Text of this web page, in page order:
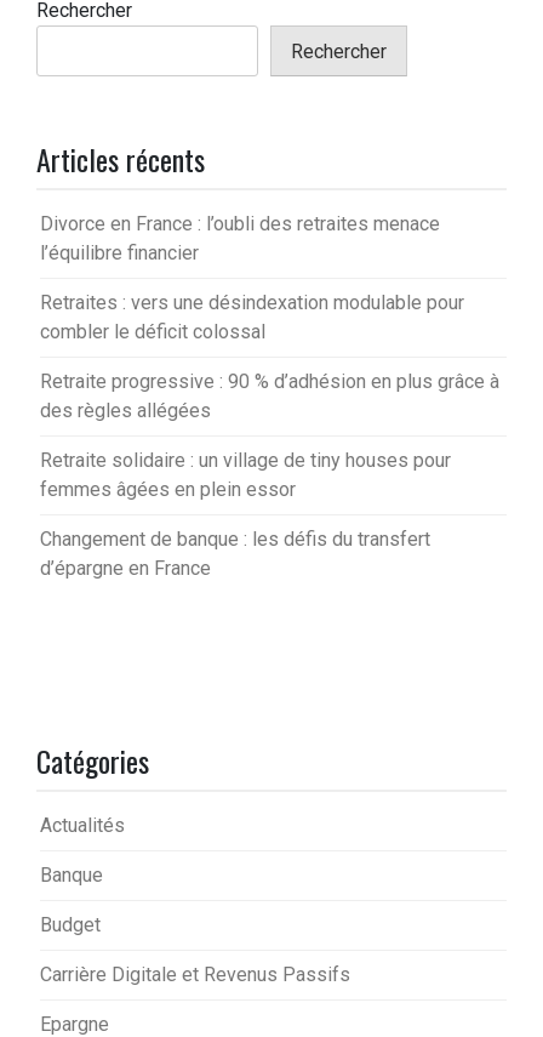
Rechercher
Rechercher
Articles récents
Divorce en France : l’oubli des retraites menace
l’équilibre financier
Retraites : vers une désindexation modulable pour
combler le déficit colossal
Retraite progressive : 90 % d’adhésion en plus grâce à
des règles allégées
Retraite solidaire : un village de tiny houses pour
femmes âgées en plein essor
Changement de banque : les défis du transfert
d’épargne en France
Catégories
Actualités
Banque
Budget
Carrière Digitale et Revenus Passifs
Epargne